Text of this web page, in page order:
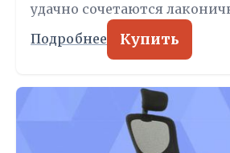
удачно сочетаются
Подробнее Купить